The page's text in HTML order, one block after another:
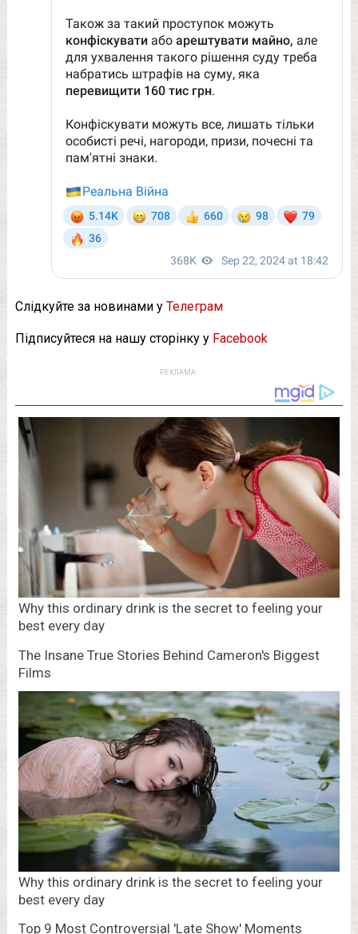
Слідкуйте за новинами у Телеграм
Підписуйтеся на нашу сторінку у Facebook
РЕКЛАМА: